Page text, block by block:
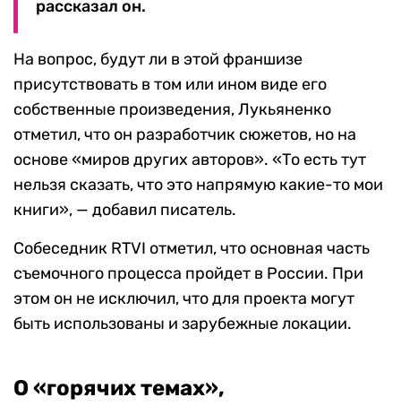
рассказал он.
На вопрос, будут ли в этой франшизе
присутствовать в том или ином виде его
собственные произведения, Лукьяненко
отметил, что он разработчик сюжетов, но на
основе «миров других авторов». «То есть тут
нельзя сказать, что это напрямую какие-то мои
книги», — добавил писатель.
Собеседник RTVI отметил, что основная часть
съемочного процесса пройдет в России. При
этом он не исключил, что для проекта могут
быть использованы и зарубежные локации.
О «горячих темах»,